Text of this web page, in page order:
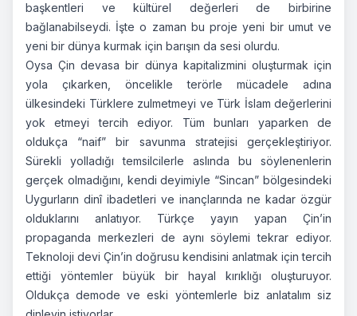
başkentleri ve kültürel değerleri de birbirine
bağlanabilseydi. İşte o zaman bu proje yeni bir umut ve
yeni bir dünya kurmak için barışın da sesi olurdu.
Oysa Çin devasa bir dünya kapitalizmini oluşturmak için
yola çıkarken, öncelikle terörle mücadele adına
ülkesindeki Türklere zulmetmeyi ve Türk İslam değerlerini
yok etmeyi tercih ediyor. Tüm bunları yaparken de
oldukça “naif” bir savunma stratejisi gerçekleştiriyor.
Sürekli yolladığı temsilcilerle aslında bu söylenenlerin
gerçek olmadığını, kendi deyimiyle “Sincan” bölgesindeki
Uygurların dinî ibadetleri ve inançlarında ne kadar özgür
olduklarını anlatıyor. Türkçe yayın yapan Çin’in
propaganda merkezleri de aynı söylemi tekrar ediyor.
Teknoloji devi Çin’in doğrusu kendisini anlatmak için tercih
ettiği yöntemler büyük bir hayal kırıklığı oluşturuyor.
Oldukça demode ve eski yöntemlerle biz anlatalım siz